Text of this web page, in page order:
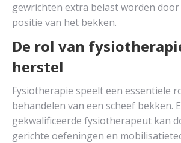
gewrichten extra belast worden
positie van het bekken.
De rol van
herstel
Fysiotherapie speelt een essentiële
behandelen van een scheef bekken.
gekwalificeerde fysiotherapeut kan
gerichte oefeningen en